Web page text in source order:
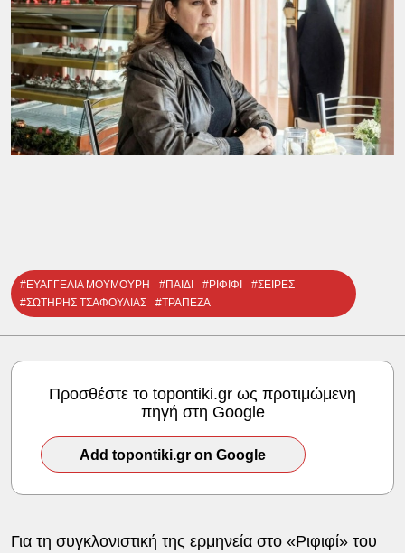
#ΕΥΑΓΓΕΛΙΑ ΜΟΥΜΟΥΡΗ #ΠΑΙΔΙ #ΡΙΦΙΦΙ
#ΣΕΙΡΕΣ
#ΣΩΤΗΡΗΣ ΤΣΑΦΟΥΛΙΑΣ
#ΤΡΑΠΕΖΑ
Προσθέστε το topontiki.gr ως προτιμώμενη
πηγή στη Google
Add topontiki.gr on Google
Για τη συγκλονιστική της ερμηνεία στο «Ριφιφί» του